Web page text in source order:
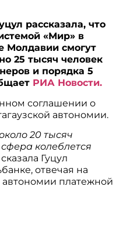
рассказала, что
«Мир» в
Молдавии смогут
25 тысяч человек
и порядка 5
РИА Новости.
соглашении о
автономии.
20 тысяч
колеблется
Гуцул
отвечая на
автономии платежной